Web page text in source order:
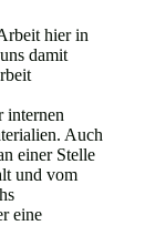
hier in
damit
internen
Auch
einer Stelle
und vom
eine